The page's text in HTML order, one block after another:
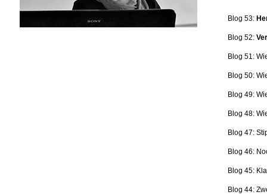
Blog 53:
Blog 52:
Blog 51:
Blog 50:
Blog 49:
Blog 48:
Blog 47:
Blog 46:
Blog 45:
Blog 44: